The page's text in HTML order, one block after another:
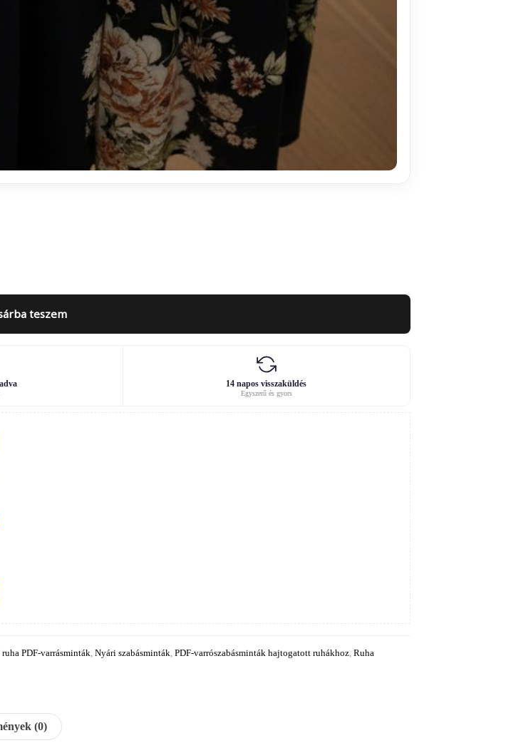
teszem
14 napos visszaküldés
Egyszerű és gyors
PDF-varrásminták Nyári szabásminták PDF-varrószabásminták hajtogatott ruhákhoz Ruha
(0)